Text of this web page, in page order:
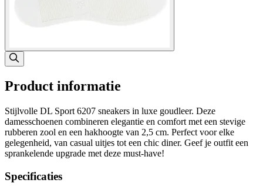
Product informatie
Stijlvolle DL Sport 6207 sneakers in luxe goudleer. Deze
damesschoenen combineren elegantie en comfort met een stevige
rubberen zool en een hakhoogte van 2,5 cm. Perfect voor elke
gelegenheid, van casual uitjes tot een chic diner. Geef je outfit een
sprankelende upgrade met deze must-have!
Specificaties